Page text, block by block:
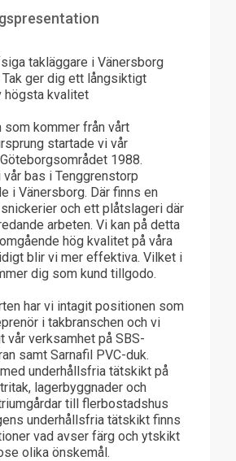
takläggare i Vänersborg
ger dig ett långsiktigt
högsta kvalitet
som kommer från vårt
startade vi vår
1988.
vår bas i Tenggrenstorp
i Vänersborg. Där finns en
och ett plåtslageri där
arbeten. Vi kan på detta
hög kvalitet på våra
blir vi mer effektiva. Vilket i
dig som kund tillgodo.
har vi intagit positionen som
i takbranschen och vi
vår verksamhet på SBS-
samt Sarnafil PVC-duk.
underhållsfria tätskikt på
lagerbyggnader och
till flerbostadshus
underhållsfria tätskikt finns
vad avser färg och ytskikt
olika önskemål.